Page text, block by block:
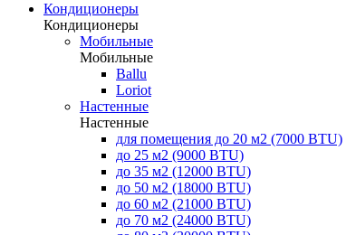
Кондиционеры
Кондиционеры
Мобильные
Мобильные
Ballu
Loriot
Настенные
Настенные
для помещения до 20 м2 (7000 BTU)
до 25 м2 (9000 BTU)
до 35 м2 (12000 BTU)
до 50 м2 (18000 BTU)
до 60 м2 (21000 BTU)
до 70 м2 (24000 BTU)